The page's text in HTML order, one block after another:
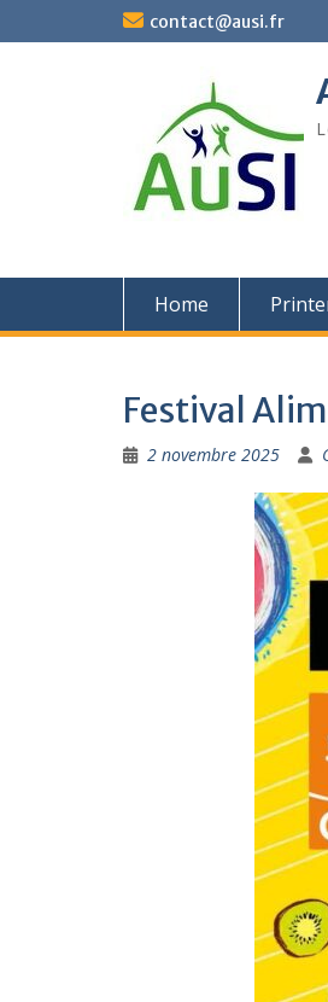
to
contact@ausi.fr
Home
Festival
2 novembre 2025